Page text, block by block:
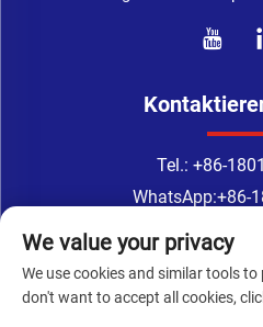
Tel.: +86-
WhatsApp:+86-
E-Mail:
Address: Nr. 133-1, Tingyuan-
Haizhu,
We value your privacy
We use cookies and similar tools
don't want to accept all cookies,